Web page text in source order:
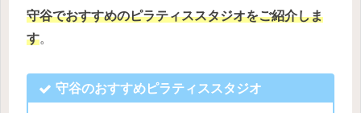
守谷でおすすめのピラティススタジオをご紹介しま
す。
守谷のおすすめピラティススタジオ